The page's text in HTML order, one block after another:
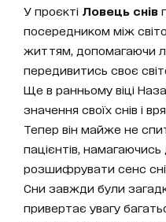
У проєкті Ловець снів
посередником між
життям, допомагаючи
передивитись своє
Ще в ранньому віці
значення своїх снів і
Тепер він майже не
пацієнтів,
розшифрувати сенс
Сни завжди були
привертає увагу